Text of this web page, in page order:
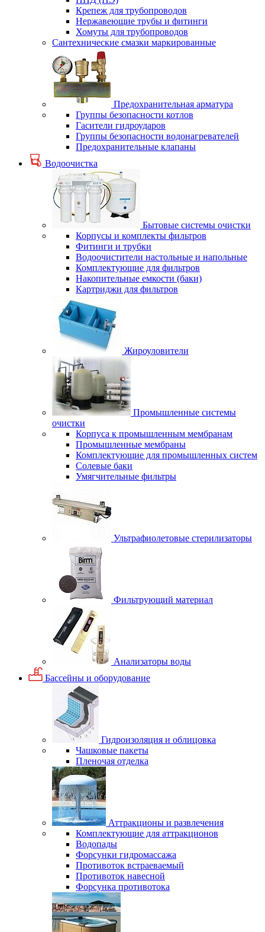
Крепеж для трубопроводов
Нержавеющие трубы и фитинги
Хомуты для трубопроводов
Сантехнические смазки маркированные
Предохранительная арматура
Группы безопасности котлов
Гасители гидроударов
Группы безопасности водонагревателей
Предохранительные клапаны
Водоочистка
Бытовые системы очистки
Корпусы и комплекты фильтров
Фитинги и трубки
Водоочистители настольные и напольные
Комплектующие для фильтров
Накопительные емкости (баки)
Картриджи для фильтров
Жироуловители
Промышленные системы
очистки
Корпуса к промышленным мембранам
Промышленные мембраны
Комплектующие для промышленных систем
Солевые баки
Умягчительные фильтры
Ультрафиолетовые стерилизаторы
Фильтрующий материал
Анализаторы воды
Бассейны и оборудование
Гидроизоляция и облицовка
Чашковые пакеты
Пленочая отделка
Аттракционы и развлечения
Комплектующие для аттракционов
Водопады
Форсунки гидромассажа
Противоток встраеваемый
Противоток навесной
Форсунка противотока